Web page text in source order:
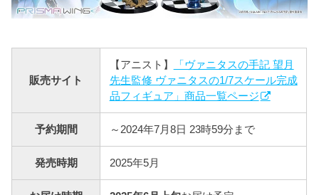
販売サイト
【アニスト】
「ヴァニタスの手記 望月
先生監修 ヴァニタスの1/7スケール完成
品フィギュア」商品一覧ページ
予約期間 ～2024年7月8日 23時59分まで
発売時期 2025年5月